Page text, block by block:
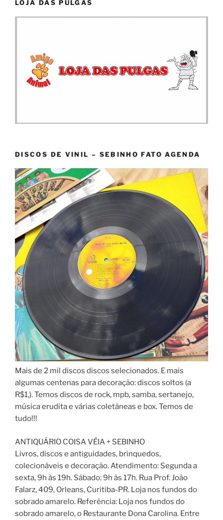
LOJA DAS PULGAS
DISCOS DE VINIL – SEBINHO FATO AGENDA
Mais de 2 mil discos discos selecionados. E mais
algumas centenas para decoração: discos soltos (a
R$1,). Temos discos de rock, mpb, samba, sertanejo,
música erudita e várias coletâneas e box. Temos de
tudo!!!
ANTIQUÁRIO COISA VÉIA + SEBINHO
Livros, discos e antiguidades, brinquedos,
colecionáveis e decoração. Atendimento: Segunda a
sexta, 9h às 19h. Sábado: 9h às 17h. Rua Prof. João
Falarz, 409, Orleans, Curitiba-PR. Loja nos fundos do
sobrado amarelo. Referência: Loja nos fundos do
sobrado amarelo, o Restaurante Dona Carolina. Entre